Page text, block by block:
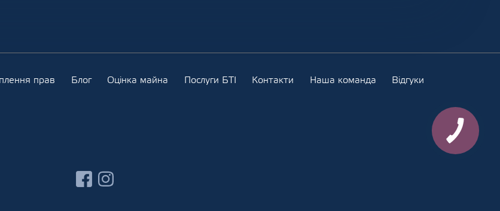
прав Блог Оцінка майна Послуги БТІ Контакти Наша команда Відгуки
facebook